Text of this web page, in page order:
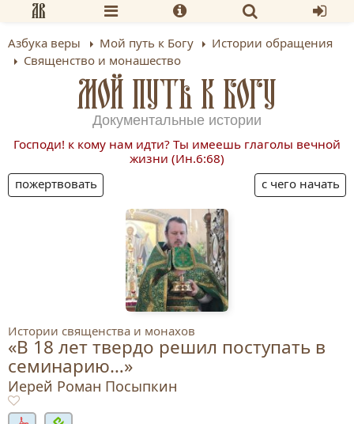
Азбука веры Мой путь к Богу
Истории обращения
Священство и монашество
МОЙ ПУТЬ К БОГУ
Документальные истории
Господи! к кому нам идти? Ты имеешь глаголы вечной
жизни (Ин.6:68)
пожертвовать
с чего начать
Истории священства и монахов
«В 18 лет твердо решил поступать в
семинарию…»
Иерей Роман Посыпкин